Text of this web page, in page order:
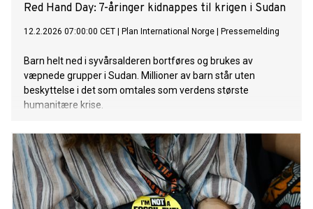
Red Hand Day: 7-åringer kidnappes til krigen i Sudan
12.2.2026 07:00:00 CET Plan International Norge Pressemelding
Barn helt ned i syvårsalderen bortføres og brukes av
væpnede grupper i Sudan. Millioner av barn står uten
beskyttelse i det som omtales som verdens største
humanitære krise.